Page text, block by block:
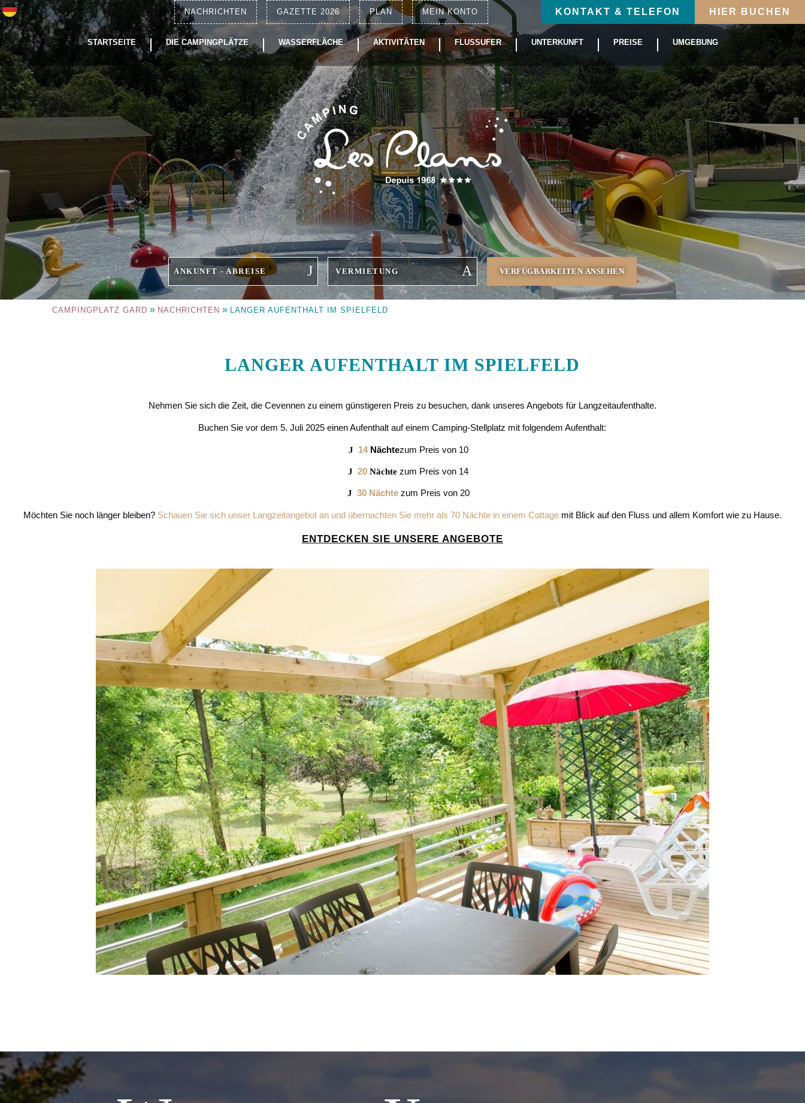
NACHRICHTEN GAZETTE 2026 PLAN MEIN KONTO KONTAKT & TELEFON HIER BUCHEN
STARTSEITE DIE CAMPINGPLÄTZE WASSERFLÄCHE AKTIVITÄTEN FLUSSUFER UNTERKUNFT PREISE UMGEBUNG
ANKUNFT - ABREISE
CAMPINGPLATZ GARD » NACHRICHTEN » LANGER AUFENTHALT IM SPIELFELD
LANGER AUFENTHALT IM SPIELFELD
Nehmen Sie sich die Zeit, die Cevennen zu einem günstigeren Preis zu besuchen, dank unseres Angebots für Langzeitaufenthalte.
Buchen Sie vor dem 5. Juli 2025 einen Aufenthalt auf einem Camping-Stellplatz mit folgendem Aufenthalt:
14 Nächtezum Preis von 10
20Nächte zum Preis von 14
30 Nächtezum Preis von 20
Möchten Sie noch länger bleiben? Schauen Sie sich unser Langzeitangebot an und übernachten Sie mehr als 70 Nächte in einem Cottage mit Blick auf den Fluss und allem Komfort wie zu Hause.
ENTDECKEN SIE UNSERE ANGEBOTE